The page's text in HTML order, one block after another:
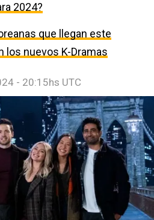
2024?
que llegan este
los nuevos K-Dramas
- 20:15hs UTC